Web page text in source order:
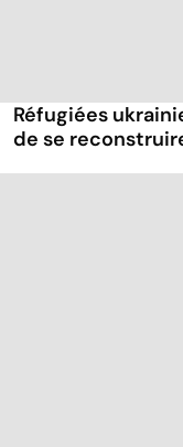
Réfugiées
de se